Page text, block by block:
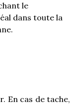
le
dans toute la
En cas de tache,